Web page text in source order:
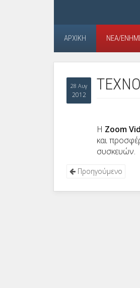
ΑΡΧΙΚΉ ΝΈΑ/
28 Αυγ
2012
Η Zoom
και
συσκευών.
Προηγούμενο